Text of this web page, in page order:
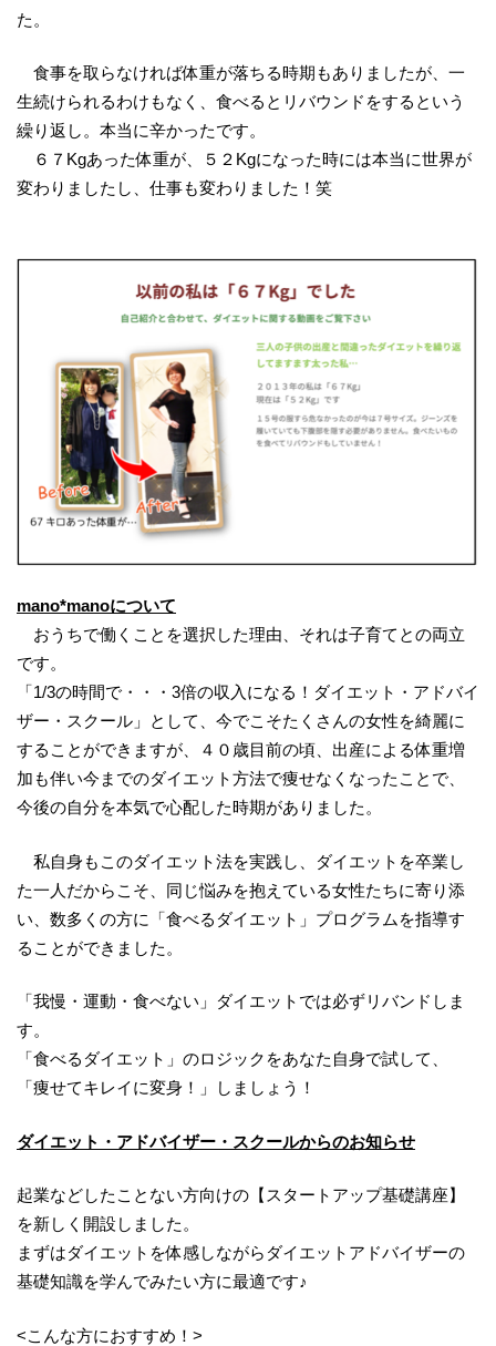
た。
食事を取らなければ体重が落ちる時期もありましたが、一
生続けられるわけもなく、食べるとリバウンドをするという
繰り返し。本当に辛かったです。
６７Kgあった体重が、５２Kgになった時には本当に世界が
変わりましたし、仕事も変わりました！笑
mano*manoについて
おうちで働くことを選択した理由、それは子育てとの両立
です。
「1/3の時間で・・・3倍の収入になる！ダイエット・アドバイ
ザー・スクール」として、今でこそたくさんの女性を綺麗に
することができますが、４０歳目前の頃、出産による体重増
加も伴い今までのダイエット方法で痩せなくなったことで、
今後の自分を本気で心配した時期がありました。
私自身もこのダイエット法を実践し、ダイエットを卒業し
た一人だからこそ、同じ悩みを抱えている女性たちに寄り添
い、数多くの方に「食べるダイエット」プログラムを指導す
ることができました。
「我慢・運動・食べない」ダイエットでは必ずリバンドしま
す。
「食べるダイエット」のロジックをあなた自身で試して、
「痩せてキレイに変身！」しましょう！
ダイエット・アドバイザー・スクールからのお知らせ
起業などしたことない方向けの【スタートアップ基礎講座】
を新しく開設しました。
まずはダイエットを体感しながらダイエットアドバイザーの
基礎知識を学んでみたい方に最適です♪
<こんな方におすすめ！>